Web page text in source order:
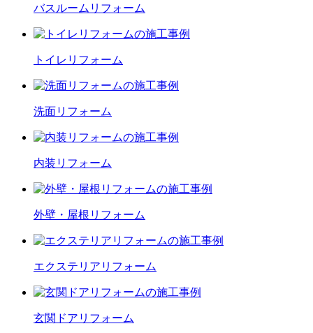
バスルーム リフォーム
トイレ リフォーム
洗面リフォーム
内装 リフォーム
外壁・屋根 リフォーム
エクステリア リフォーム
玄関ドア リフォーム